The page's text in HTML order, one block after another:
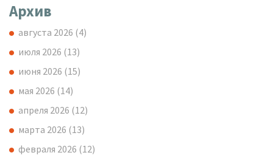
Архив
августа 2026 (4)
июля 2026 (13)
июня 2026 (15)
мая 2026 (14)
апреля 2026 (12)
марта 2026 (13)
февраля 2026 (12)